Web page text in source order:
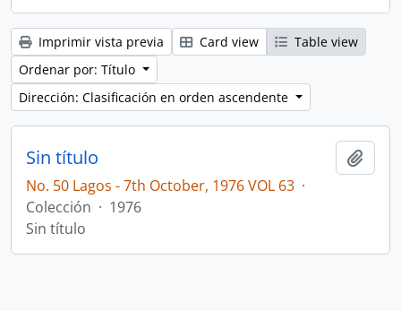
Imprimir vista previa Card view
Table view
Ordenar por: Título
Dirección: Clasificación en orden ascendente
Sin título
No. 50 Lagos - 7th October, 1976 VOL 63 ·
Colección · 1976
Sin título